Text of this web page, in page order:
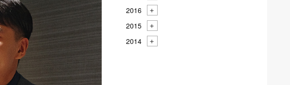
2016
2015
2014